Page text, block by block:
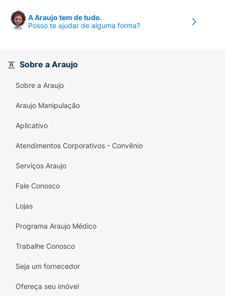
escleroterápicoPós-operatório de varizes.
severas.Tratamento da trombose venosa
A Araujo tem de tudo.
Posso te ajudar de alguma forma?
Sobre a Araujo
Sobre a Araujo
Araujo Manipulação
Aplicativo
Atendimentos Corporativos - Convênio
Serviços Araujo
Fale Conosco
Lojas
Programa Araujo Médico
Trabalhe Conosco
Seja um fornecedor
Ofereça seu imóvel